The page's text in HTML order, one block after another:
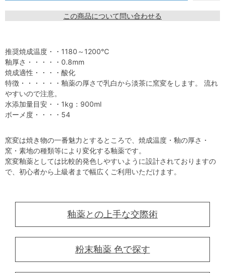
この商品について問い合わせる
推奨焼成温度・・1180～1200℃
釉厚さ・・・・・0.8mm
焼成適性・・・・酸化
特徴・・・・・・釉薬の厚さで乳白から淡茶に窯変をします。 流れ
やすいので注意。
水添加量目安・・1kg：900ml
ボーメ度・・・・54
窯変は焼き物の一番魅力とするところで、焼成温度・釉の厚さ・
窯・素地の種類等により変化する釉薬です。
窯変釉薬としては比較的発色しやすいように設計されておりますの
で、初心者から上級者まで幅広くご利用いただけます。
釉薬との上手な交際術
粉末釉薬 色で探す